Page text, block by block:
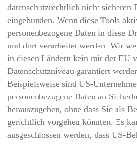
datenschutzrechtlich nicht sicheren
eingebunden. Wenn diese Tools
personenbezogene Daten in diese
und dort verarbeitet werden. Wir
in diesen Ländern kein mit der EU
Datenschutzniveau garantiert
Beispielsweise sind US-
personenbezogene Daten an
herauszugeben, ohne dass Sie als
gerichtlich vorgehen könnten. Es
ausgeschlossen werden, dass US-